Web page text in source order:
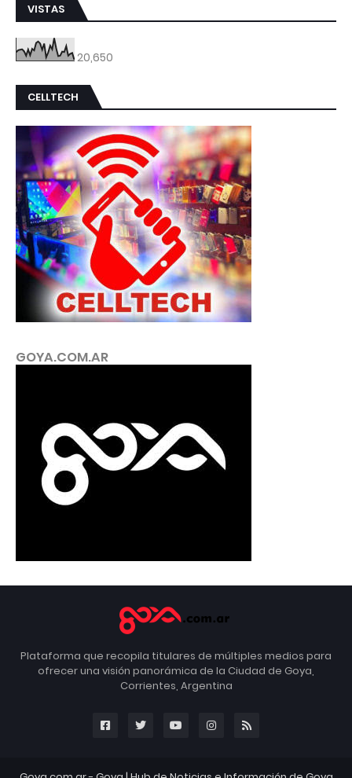
VISTAS
20,650
CELLTECH
GOYA.COM.AR
Plataforma que recopila titulares de múltiples medios para
ofrecer una visión panorámica de la Ciudad de Goya,
Corrientes, Argentina